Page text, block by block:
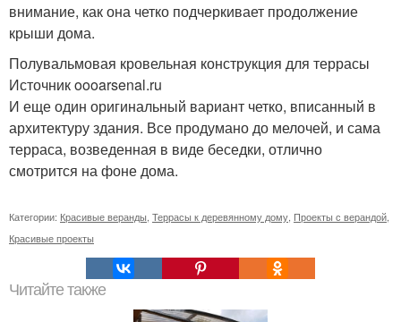
внимание, как она четко подчеркивает продолжение
крыши дома.
Полувальмовая кровельная конструкция для террасы
Источник oooarsenal.ru
И еще один оригинальный вариант четко, вписанный в
архитектуру здания. Все продумано до мелочей, и сама
терраса, возведенная в виде беседки, отлично
смотрится на фоне дома.
Категории: Красивые веранды Террасы к деревянному дому Проекты с верандой
Красивые проекты
Читайте также